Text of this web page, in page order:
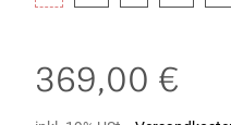
369,00 €